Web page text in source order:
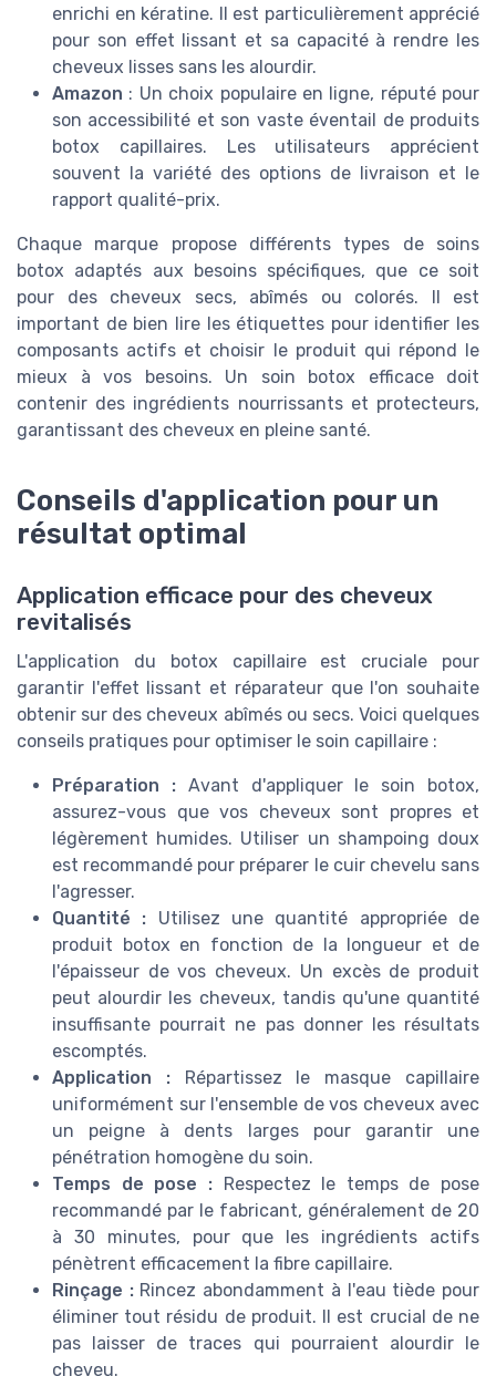
enrichi en kératine. Il est particulièrement apprécié
pour son effet lissant et sa capacité à rendre les
cheveux lisses sans les alourdir.
Amazon : Un choix populaire en ligne, réputé pour
son accessibilité et son vaste éventail de produits
botox capillaires. Les utilisateurs apprécient
souvent la variété des options de livraison et le
rapport qualité-prix.
Chaque marque propose différents types de soins
botox adaptés aux besoins spécifiques, que ce soit
pour des cheveux secs, abîmés ou colorés. Il est
important de bien lire les étiquettes pour identifier les
composants actifs et choisir le produit qui répond le
mieux à vos besoins. Un soin botox efficace doit
contenir des ingrédients nourrissants et protecteurs,
garantissant des cheveux en pleine santé.
Conseils d'application pour un
résultat optimal
Application efficace pour des cheveux
revitalisés
L'application du botox capillaire est cruciale pour
garantir l'effet lissant et réparateur que l'on souhaite
obtenir sur des cheveux abîmés ou secs. Voici quelques
conseils pratiques pour optimiser le soin capillaire :
Préparation :Avant d'appliquer le soin botox,
assurez-vous que vos cheveux sont propres et
légèrement humides. Utiliser un shampoing doux
est recommandé pour préparer le cuir chevelu sans
l'agresser.
Quantité : Utilisez une quantité appropriée de
produit botox en fonction de la longueur et de
l'épaisseur de vos cheveux. Un excès de produit
peut alourdir les cheveux, tandis qu'une quantité
insuffisante pourrait ne pas donner les résultats
escomptés.
Application :Répartissez le masque capillaire
uniformément sur l'ensemble de vos cheveux avec
un peigne à dents larges pour garantir une
pénétration homogène du soin.
Temps de pose :Respectez le temps de pose
recommandé par le fabricant, généralement de 20
à 30 minutes, pour que les ingrédients actifs
pénètrent efficacement la fibre capillaire.
Rinçage :Rincez abondamment à l'eau tiède pour
éliminer tout résidu de produit. Il est crucial de ne
pas laisser de traces qui pourraient alourdir le
cheveu.